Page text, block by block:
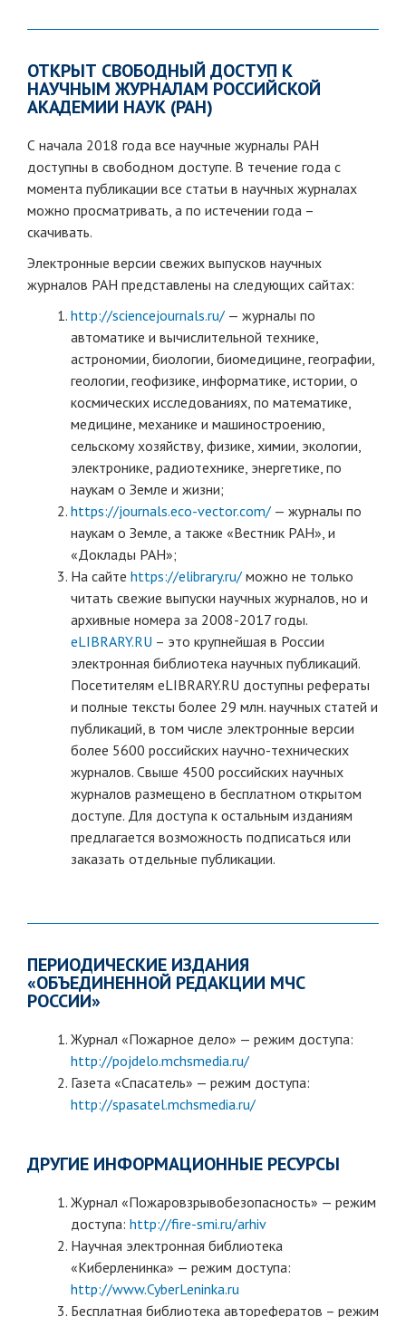
ОТКРЫТ СВОБОДНЫЙ ДОСТУП К
НАУЧНЫМ ЖУРНАЛАМ РОССИЙСКОЙ
АКАДЕМИИ НАУК (РАН)
С начала 2018 года все научные журналы РАН
доступны в свободном доступе. В течение года с
момента публикации все статьи в научных журналах
можно просматривать, а по истечении года –
скачивать.
Электронные версии свежих выпусков научных
журналов РАН представлены на следующих сайтах:
http://sciencejournals.ru/ — журналы по
автоматике и вычислительной технике,
астрономии, биологии, биомедицине, географии,
геологии, геофизике, информатике, истории, о
космических исследованиях, по математике,
медицине, механике и машиностроению,
сельскому хозяйству, физике, химии, экологии,
электронике, радиотехнике, энергетике, по
наукам о Земле и жизни;
https://journals.eco-vector.com/ — журналы по
наукам о Земле, а также «Вестник РАН», и
«Доклады РАН»;
На сайте https://elibrary.ru/ можно не только
читать свежие выпуски научных журналов, но и
архивные номера за 2008-2017 годы.
eLIBRARY.RU – это крупнейшая в России
электронная библиотека научных публикаций.
Посетителям eLIBRARY.RU доступны рефераты
и полные тексты более 29 млн. научных статей и
публикаций, в том числе электронные версии
более 5600 российских научно-технических
журналов. Свыше 4500 российских научных
журналов размещено в бесплатном открытом
доступе. Для доступа к остальным изданиям
предлагается возможность подписаться или
заказать отдельные публикации.
ПЕРИОДИЧЕСКИЕ ИЗДАНИЯ
«ОБЪЕДИНЕННОЙ РЕДАКЦИИ МЧС
РОССИИ»
Журнал «Пожарное дело» — режим доступа:
http://pojdelo.mchsmedia.ru/
Газета «Спасатель» — режим доступа:
http://spasatel.mchsmedia.ru/
ДРУГИЕ ИНФОРМАЦИОННЫЕ РЕСУРСЫ
Журнал «Пожаровзрывобезопасность» — режим
доступа: http://fire-smi.ru/arhiv
Научная электронная библиотека
«Киберленинка» — режим доступа:
http://www.CyberLeninka.ru
Бесплатная библиотека авторефератов – режим